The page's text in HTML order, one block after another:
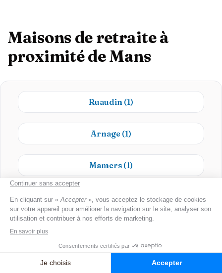
Maisons de retraite à
proximité de Mans
Ruaudin (1)
Arnage (1)
Mamers (1)
Neufchâtel-en-Saosnois(1)